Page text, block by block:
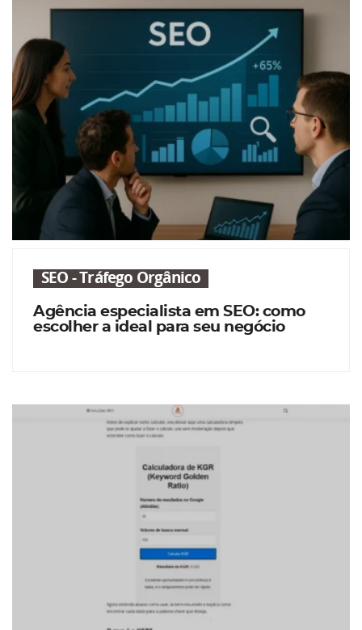
SEO - Tráfego Orgânico
Agência especialista em SEO: como
escolher a ideal para seu negócio